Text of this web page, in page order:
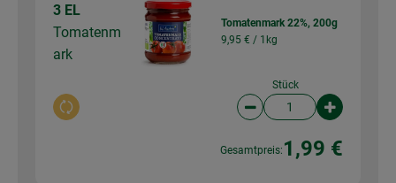
3 EL
Tomatenm
ark
Auswahl ändern
Tomatenmark 22%, 200g
9,95 € / 1kg
Stück
Artikelanzahl
Gesamtpreis: 1,99 €